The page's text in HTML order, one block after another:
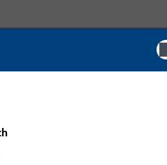
Bitte melden Sie sich mit Ihren